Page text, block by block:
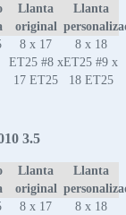
Llanta
original
Llanta
8 x 17
ET25 #8 x
17 ET25
8 x 18
ET25 #9 x
18 ET25
3.5
Llanta
original
Llanta
8 x 17
8 x 18